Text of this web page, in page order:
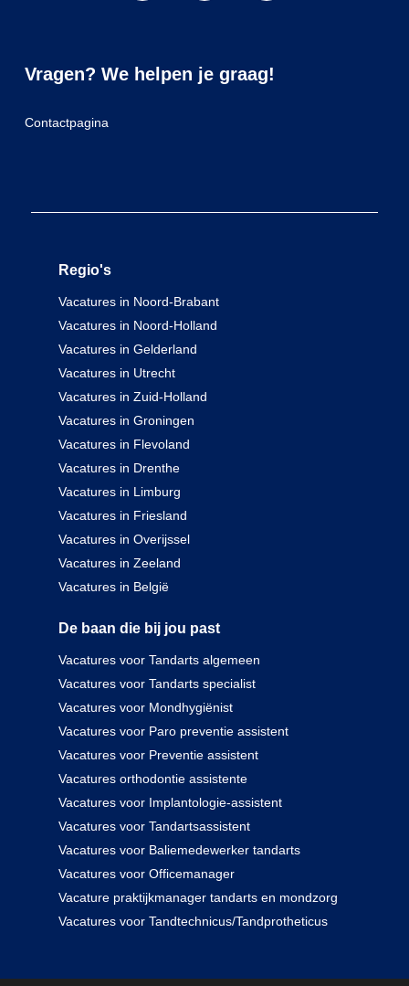
Vragen? We helpen je graag!
Contactpagina
Regio's
Vacatures in Noord-Brabant
Vacatures in Noord-Holland
Vacatures in Gelderland
Vacatures in Utrecht
Vacatures in Zuid-Holland
Vacatures in Groningen
Vacatures in Flevoland
Vacatures in Drenthe
Vacatures in Limburg
Vacatures in Friesland
Vacatures in Overijssel
Vacatures in Zeeland
Vacatures in België
De baan die bij jou past
Vacatures voor Tandarts algemeen
Vacatures voor Tandarts specialist
Vacatures voor Mondhygiënist
Vacatures voor Paro preventie assistent
Vacatures voor Preventie assistent
Vacatures orthodontie assistente
Vacatures voor Implantologie-assistent
Vacatures voor Tandartsassistent
Vacatures voor Baliemedewerker tandarts
Vacatures voor Officemanager
Vacature praktijkmanager tandarts en mondzorg
Vacatures voor Tandtechnicus/Tandprotheticus